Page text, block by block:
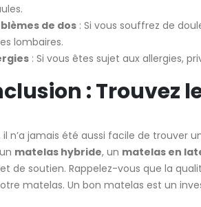
de dos : Si vous souffrez de
lombaires.
: Si vous êtes sujet aux allergies,
: Trouvez
il n’a jamais été aussi facile de trouver
matelas hybride, un matelas en
de soutien. Rappelez-vous que la
matelas. Un bon matelas est un